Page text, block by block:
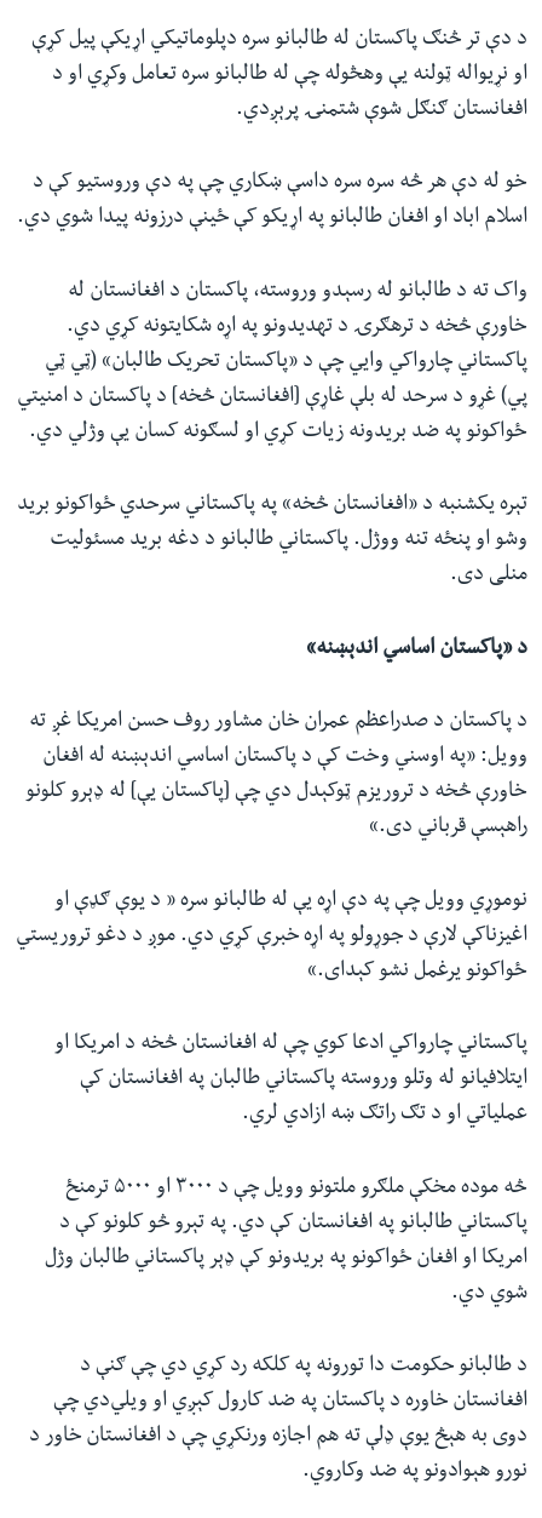
د دې تر څنګ پاکستان له طالبانو سره دپلوماتیکي اړیکې پیل کړې
او نړیواله ټولنه یې وهڅوله چې له طالبانو سره تعامل وکړي او د
افغانستان ګنګل شوې شتمنۍ پرېږدي.
خو له دې هر څه سره سره داسې ښکاري چې په دې وروستیو کې د
اسلام اباد او افغان طالبانو په اړیکو کې ځينې درزونه پیدا شوي دي.
واک ته د طالبانو له رسېدو وروسته، پاکستان د افغانستان له
خاورې څخه د ترهګرۍ د تهدیدونو په اړه شکایتونه کړي دي.
پاکستاني چارواکي‌ وايي چې د «پاکستان تحریک طالبان» (ټي ټي
پي) غړو د سرحد له بلې غاړې [افغانستان څخه] د پاکستان د امنیتي‌
ځواکونو په ضد بریدونه زیات کړي ‌او لسګونه کسان یې وژلي دي.
تېره یکشنبه د «افغانستان څخه» په پاکستاني سرحدي ځواکونو برید
وشو او پنځه تنه ووژل. پاکستاني طالبانو د دغه برید مسئولیت
منلی دی.
د «پاکستان اساسي اندېښنه»
د پاکستان د صدراعظم عمران خان مشاور روف حسن امریکا غږ ته
وویل: «په اوسني وخت کې د پاکستان اساسي اندېښنه له افغان
خاورې څخه د تروریزم ټوکېدل دي چې [پاکستان یې] له ډېرو کلونو
راهېسې قرباني دی.»
نوموړي ‌وویل چې په دې اړه یې له طالبانو سره « د یوې ګډې او
اغیزناکې لارې د جوړولو په اړه خبرې کړي دي. موږ د دغو تروریستي
ځواکونو یرغمل نشو کېدای.»
پاکستاني‌ چارواکي ادعا کوي چې له افغانستان څخه د امریکا او
ایتلافیانو له وتلو وروسته پاکستاني طالبان په افغانستان کې
عملیاتي او د تګ راتګ ښه ازادي لري.
څه موده مخکې ملګرو ملتونو وویل چې د ۳۰۰۰ او ۵۰۰۰ ترمنځ
پاکستاني طالبانو په افغانستان کې دي. په تېرو څو کلونو کې د
امریکا او افغان ځواکونو په بریدونو کې ډېر پاکستاني طالبان وژل
شوي دي.
د طالبانو حکومت دا تورونه په کلکه رد کړي دي چې ګنې د
افغانستان خاوره د پاکستان په ضد کارول کېږي او ویلي‌دي ‌چې
دوی به هېڅ یوې ډلې ته هم اجازه ورنکړي چې د افغانستان خاور د
نورو هېوادونو په ضد وکاروي.